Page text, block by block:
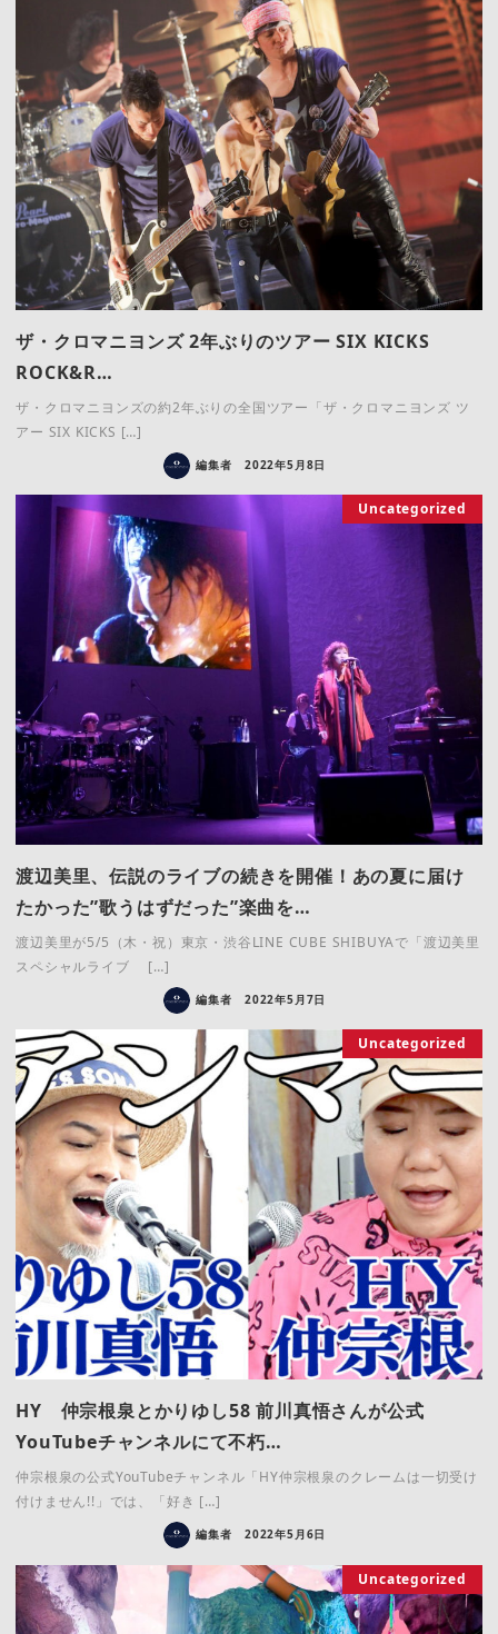
ザ・クロマニヨンズ 2年ぶりのツアー SIX KICKS
ROCK&R…
ザ・クロマニヨンズの約2年ぶりの全国ツアー「ザ・クロマニヨンズ ツ
アー SIX KICKS […]
編集者 2022年5月8日
Uncategorized
渡辺美里、伝説のライブの続きを開催！あの夏に届け
たかった”歌うはずだった”楽曲を…
渡辺美里が5/5（木・祝）東京・渋谷LINE CUBE SHIBUYAで「渡辺美里
スペシャルライブ […]
編集者 2022年5月7日
Uncategorized
HY 仲宗根泉とかりゆし58 前川真悟さんが公式
YouTubeチャンネルにて不朽…
仲宗根泉の公式YouTubeチャンネル「HY仲宗根泉のクレームは一切受け
付けません!!」では、「好き […]
編集者 2022年5月6日
Uncategorized